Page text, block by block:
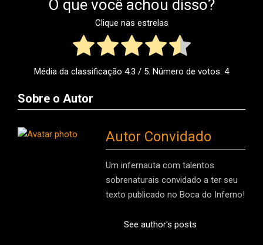
O que você achou disso?
Clique nas estrelas
Média da classificação 4.3 / 5. Número de votos: 4
Sobre o Autor
Autor Convidado
Um infernauta com talentos
sobrenaturais convidado a ter seu
texto publicado no Boca do Inferno!
See author's posts